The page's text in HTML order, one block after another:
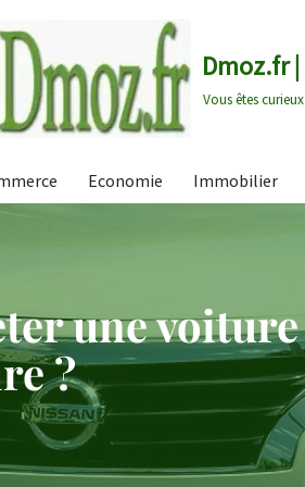
Dmoz.fr
Vous êtes
Economie Immobilier
une voiture
?